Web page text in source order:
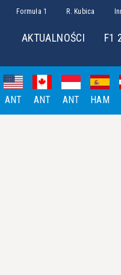
Formuła 1 R. Kubica
AKTUALNOŚCI F1
ANT ANT ANT HAM